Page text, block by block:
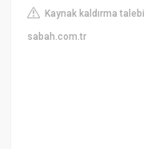
Kaynak kaldırma talebi
sabah.com.tr